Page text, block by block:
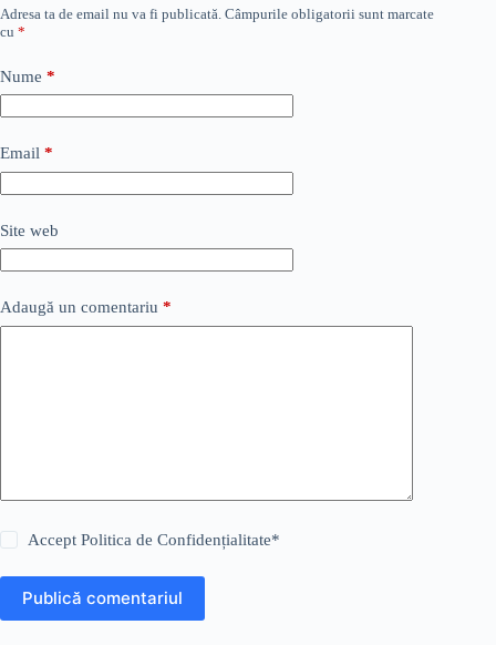
Adresa ta de email nu va fi publicată. Câmpurile obligatorii sunt marcate
cu *
Nume *
Email *
Site web
Adaugă un comentariu *
AcceptPolitica de Confidențialitate*
Publică comentariul